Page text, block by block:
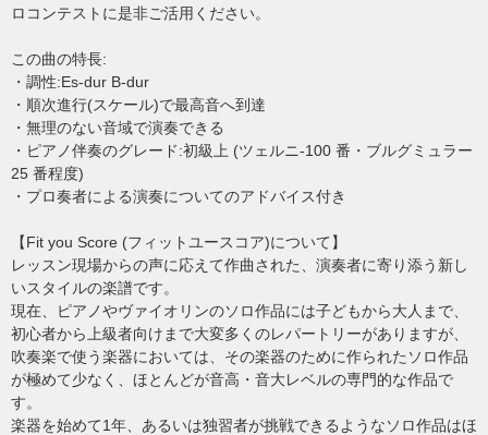
ロコンテストに是非ご活用ください。
この曲の特長:
・調性:Es-dur B-dur
・順次進行(スケール)で最高音へ到達
・無理のない音域で演奏できる
・ピアノ伴奏のグレード:初級上 (ツェルニ-100 番・ブルグミュラー
25 番程度)
・プロ奏者による演奏についてのアドバイス付き
【Fit you Score (フィットユースコア)について】
レッスン現場からの声に応えて作曲された、演奏者に寄り添う新し
いスタイルの楽譜です。
現在、ピアノやヴァイオリンのソロ作品には子どもから大人まで、
初心者から上級者向けまで大変多くのレパートリーがありますが、
吹奏楽で使う楽器においては、その楽器のために作られたソロ作品
が極めて少なく、ほとんどが音高・音大レベルの専門的な作品で
す。
楽器を始めて1年、あるいは独習者が挑戦できるようなソロ作品はほ